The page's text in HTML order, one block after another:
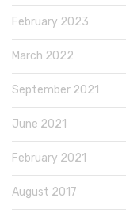
February 2023
March 2022
September 2021
June 2021
February 2021
August 2017